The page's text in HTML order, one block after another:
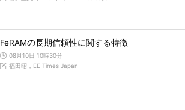
FeRAMの長期信頼性に関する特徴
08月10日 10時30分
福田昭，EE Times Japan